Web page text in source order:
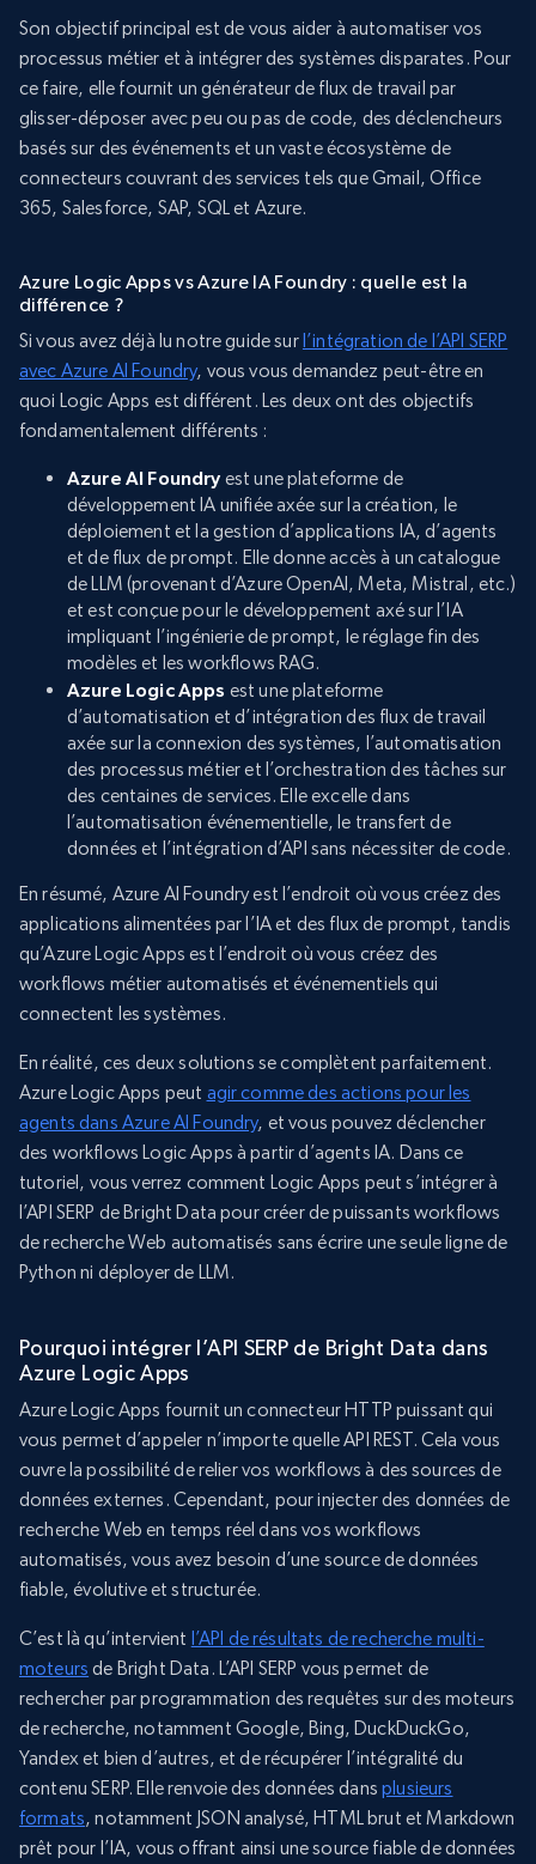
Son objectif principal est de vous aider à automatiser vos
processus métier et à intégrer des systèmes disparates. Pour
ce faire, elle fournit un générateur de flux de travail par
glisser-déposer avec peu ou pas de code, des déclencheurs
basés sur des événements et un vaste écosystème de
connecteurs couvrant des services tels que Gmail, Office
365, Salesforce, SAP, SQL et Azure.
Azure Logic Apps vs Azure IA Foundry : quelle est la
différence ?
Si vous avez déjà lu notre guide sur l’intégration de l’API SERP
avec Azure AI Foundry, vous vous demandez peut-être en
quoi Logic Apps est différent. Les deux ont des objectifs
fondamentalement différents :
Azure AI Foundry est une plateforme de
développement IA unifiée axée sur la création, le
déploiement et la gestion d’applications IA, d’agents
et de flux de prompt. Elle donne accès à un catalogue
de LLM (provenant d’Azure OpenAI, Meta, Mistral, etc.)
et est conçue pour le développement axé sur l’IA
impliquant l’ingénierie de prompt, le réglage fin des
modèles et les workflows RAG.
Azure Logic Apps est une plateforme
d’automatisation et d’intégration des flux de travail
axée sur la connexion des systèmes, l’automatisation
des processus métier et l’orchestration des tâches sur
des centaines de services. Elle excelle dans
l’automatisation événementielle, le transfert de
données et l’intégration d’API sans nécessiter de code.
En résumé, Azure AI Foundry est l’endroit où vous créez des
applications alimentées par l’IA et des flux de prompt, tandis
qu’Azure Logic Apps est l’endroit où vous créez des
workflows métier automatisés et événementiels qui
connectent les systèmes.
En réalité, ces deux solutions se complètent parfaitement.
Azure Logic Apps peut agir comme des actions pour les
agents dans Azure AI Foundry, et vous pouvez déclencher
des workflows Logic Apps à partir d’agents IA. Dans ce
tutoriel, vous verrez comment Logic Apps peut s’intégrer à
l’API SERP de Bright Data pour créer de puissants workflows
de recherche Web automatisés sans écrire une seule ligne de
Python ni déployer de LLM.
Pourquoi intégrer l’API SERP de Bright Data dans
Azure Logic Apps
Azure Logic Apps fournit un connecteur HTTP puissant qui
vous permet d’appeler n’importe quelle API REST. Cela vous
ouvre la possibilité de relier vos workflows à des sources de
données externes. Cependant, pour injecter des données de
recherche Web en temps réel dans vos workflows
automatisés, vous avez besoin d’une source de données
fiable, évolutive et structurée.
C’est là qu’intervient l’API de résultats de recherche multi-
moteurs de Bright Data. L’API SERP vous permet de
rechercher par programmation des requêtes sur des moteurs
de recherche, notamment Google, Bing, DuckDuckGo,
Yandex et bien d’autres, et de récupérer l’intégralité du
contenu SERP. Elle renvoie des données dansplusieurs
formats, notamment JSON analysé, HTML brut et Markdown
prêt pour l’IA, vous offrant ainsi une source fiable de données